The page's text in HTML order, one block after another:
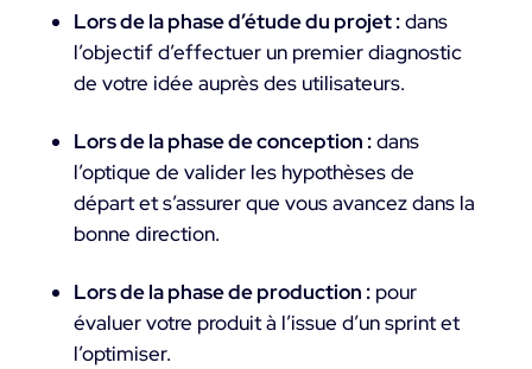
Lors de la phase d’étude du projet :dans
l’objectif d’effectuer un premier diagnostic
de votre idée auprès des utilisateurs.
Lors de la phase de conception :dans
l’optique de valider les hypothèses de
départ et s’assurer que vous avancez dans la
bonne direction.
Lors de la phase de production :pour
évaluer votre produit à l’issue d’un sprint et
l’optimiser.